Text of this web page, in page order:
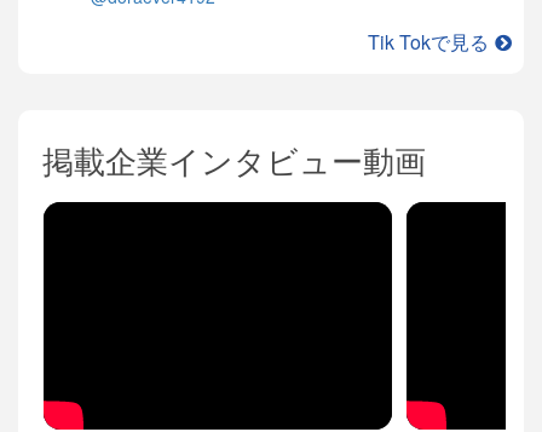
Tik Tokで見る
掲載企業インタビュー動画